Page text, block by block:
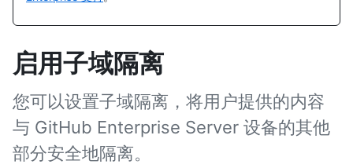
启用子域隔离
您可以设置子域隔离，将用户提供的内容
与 GitHub Enterprise Server 设备的其他
部分安全地隔离。